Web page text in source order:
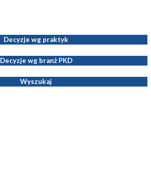
Decyzje wg praktyk
Decyzje wg branż PKD
Wyszukaj